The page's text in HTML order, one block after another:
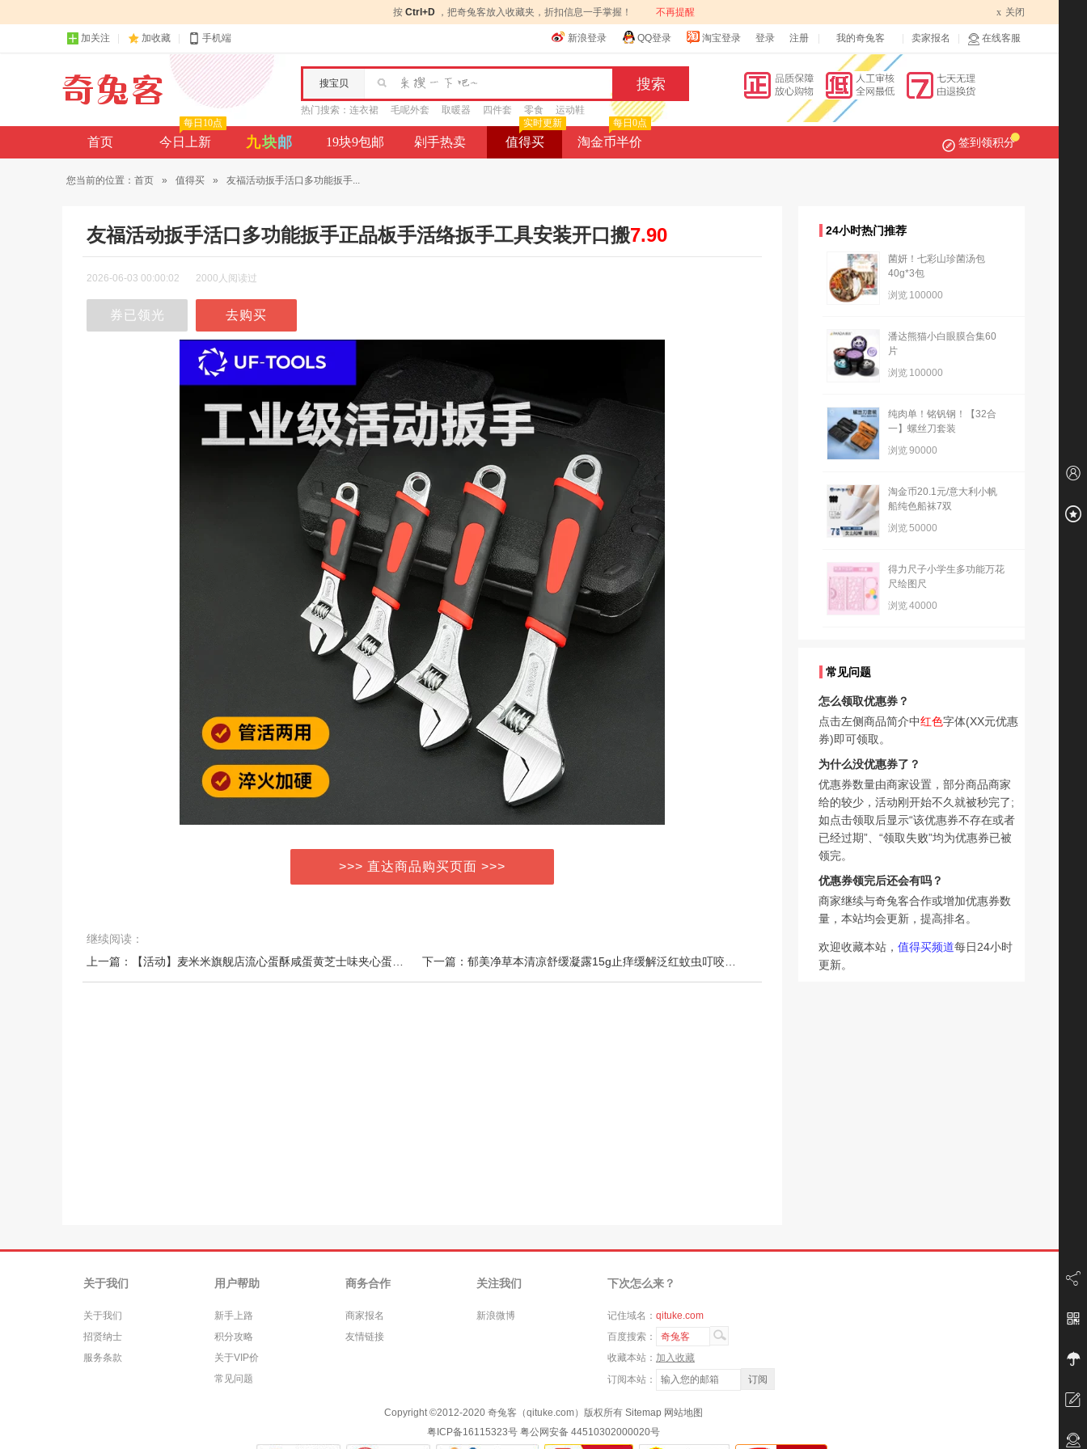
按 Ctrl+D ，把奇兔客放入收藏夹，折扣信息一手掌握！ 不再提醒 x 关闭
加关注 加收藏 手机端 新浪登录 QQ登录 淘宝登录 登录 注册 我的奇兔客 卖家报名 在线客服
搜宝贝
热门搜索： 连衣裙 毛呢外套 取暖器 四件套 零食 运动鞋
首页 今日上新
每日10点
九块邮 19块9包邮 剁手热卖 值得买
实时更新
淘金币半价
每日0点
签到领积分
您当前的位置： 首页 » 值得买 » 友福活动扳手活口多功能扳手...
友福活动扳手活口多功能扳手正品板手活络扳手工具安装开口搬7.90
2026-06-03 00:00:02 2000人阅读过
券已领光 去购买
>>> 直达商品购买页面 >>>
继续阅读：
24小时热门推荐
菌妍！七彩山珍菌汤包
40g*3包
浏览 100000
潘达熊猫小白眼膜合集60
片
浏览 100000
纯肉单！铭钒钢！【32合
一】螺丝刀套装
浏览90000
淘金币20.1元/意大利小帆
船纯色船袜7双
浏览50000
得力尺子小学生多功能万花
尺绘图尺
浏览40000
常见问题
怎么领取优惠券？
点击左侧商品简介中红色字体(XX元优惠
券)即可领取。
为什么没优惠券了？
优惠券数量由商家设置，部分商品商家
给的较少，活动刚开始不久就被秒完了;
如点击领取后显示“该优惠券不存在或者
已经过期”、“领取失败”均为优惠券已被
领完。
优惠券领完后还会有吗？
商家继续与奇兔客合作或增加优惠券数
量，本站均会更新，提高排名。
欢迎收藏本站， 值得买频道每日24小时
更新。
关于我们
关于我们
招贤纳士
服务条款
用户帮助
新手上路
积分攻略
关于VIP价
常见问题
商务合作
商家报名
友情链接
关注我们
新浪微博
下次怎么来？
记住域名： qituke.com
百度搜索：
奇兔客
收藏本站： 加入收藏
订阅本站：
Copyright ©2012-2020 奇兔客（qituke.com）版权所有 Sitemap 网站地图
粤ICP备16115323号 粤公网安备 44510302000020号